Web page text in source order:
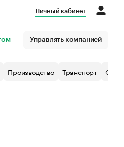
Личный кабинет
Управлять компанией
Производство Транспорт